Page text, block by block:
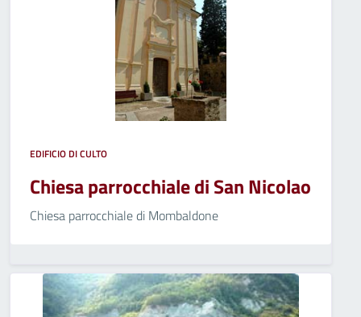
EDIFICIO DI CULTO
Chiesa parrocchiale di San Nicolao
Chiesa parrocchiale di Mombaldone